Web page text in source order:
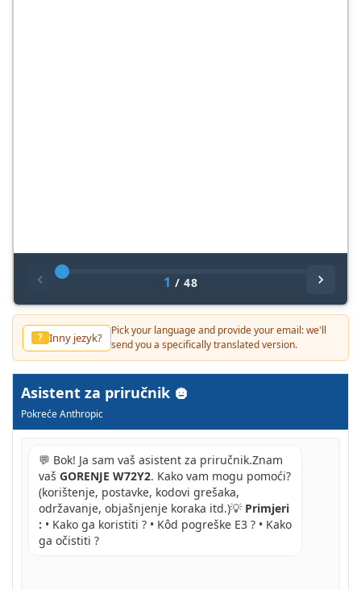
1 / 48
? Inny jezyk?
Pick your language and provide your email: we'll
send you a specifically translated version.
Asistent za priručnik
Pokreće Anthropic
💬 Bok! Ja sam vaš asistent za priručnik.Znam
vaš GORENJE W72Y2. Kako vam mogu pomoći?
(korištenje, postavke, kodovi grešaka,
održavanje, objašnjenje koraka itd.)💡 Primjeri
: • Kako ga koristiti ? • Kôd pogreške E3 ? • Kako
ga očistiti ?